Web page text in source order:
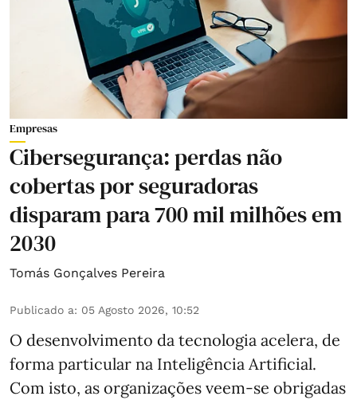
Empresas
Cibersegurança: perdas não
cobertas por seguradoras
disparam para 700 mil milhões em
2030
Tomás Gonçalves Pereira
Publicado a: 05 Agosto 2026, 10:52
O desenvolvimento da tecnologia acelera, de
forma particular na Inteligência Artificial.
Com isto, as organizações veem-se obrigadas